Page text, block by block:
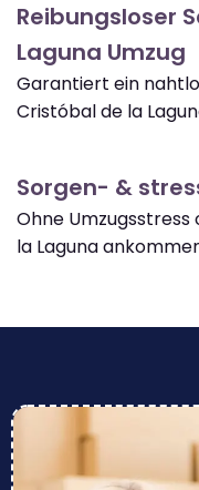
Reibungsloser
Laguna Umzug
Garantiert ein
Cristóbal de la
Sorgen- &
Ohne Umzugsstress
la Laguna